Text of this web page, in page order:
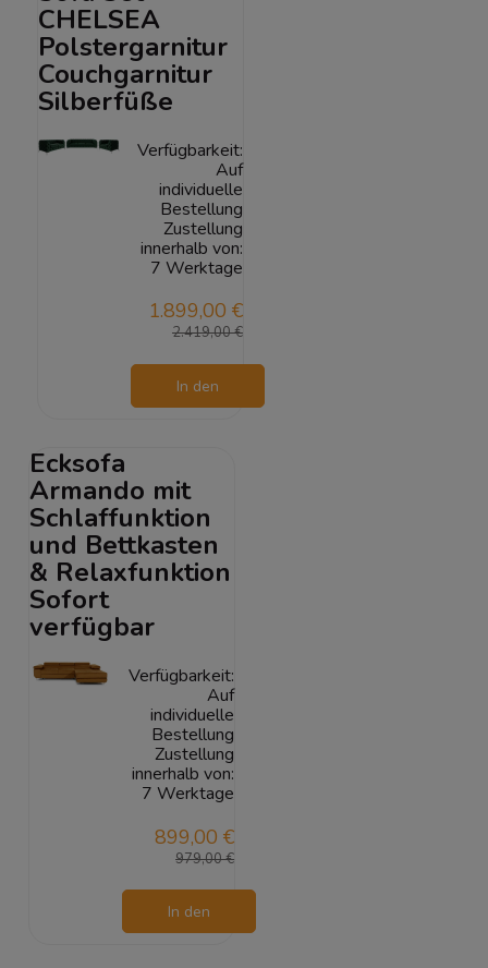
CHELSEA
Polstergarnitur
Couchgarnitur
Silberfüße
Verfügbarkeit:
Auf
individuelle
Bestellung
Zustellung
innerhalb von:
7 Werktage
1.899,00 €
2.419,00 €
In den
Ecksofa
Armando mit
Schlaffunktion
und Bettkasten
& Relaxfunktion
Sofort
verfügbar
Verfügbarkeit:
Auf
individuelle
Bestellung
Zustellung
innerhalb von:
7 Werktage
899,00 €
979,00 €
In den